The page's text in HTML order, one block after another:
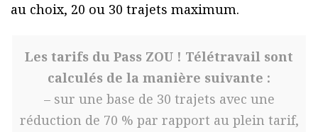
au choix, 20 ou 30 trajets maximum.
Les tarifs du Pass ZOU ! Télétravail sont
calculés de la manière suivante :
– sur une base de 30 trajets avec une
réduction de 70 % par rapport au plein tarif,